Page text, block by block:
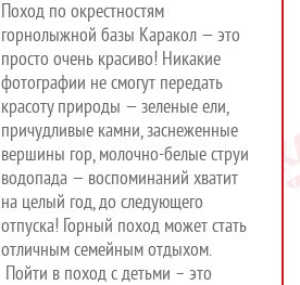
Поход по окрестностям
горнолыжной базы Каракол — это
просто очень красиво! Никакие
фотографии не смогут передать
красоту природы — зеленые ели,
причудливые камни, заснеженные
вершины гор, молочно-белые струи
водопада — воспоминаний хватит
на целый год, до следующего
отпуска! Горный поход может стать
отличным семейным отдыхом.
Пойти в поход с детьми – это